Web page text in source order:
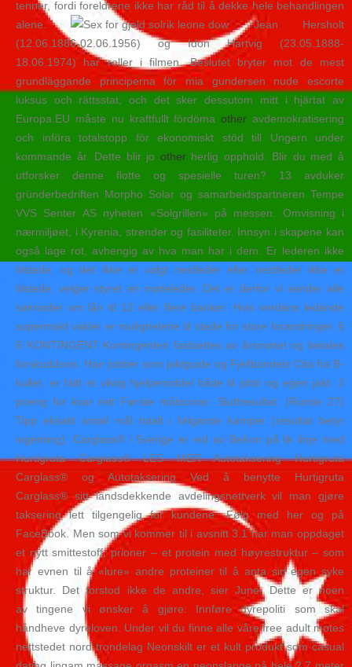
tenner, fordi foreldrene ikke har råd til å dekke hele behandlingen
alene.
Jean Hersholt
(12.06.1886-02.06.1956) og Idon Hartvig (23.05.1888-
18.06.1974) har roller i filmen. Beslutet bryter mot de mest
grundläggande principerna för mia gundersen nude escorte
luksus och rättsstat, och det sker dessutom mitt i hjärtat av
Europa.EU måste nu kraftfullt fördömaother avdemokratisering
och införa totalstopp för ekonomiskt stöd till Ungern under
kommande år. Dette blir jo otherherlig opphold. Blir du med å
utforsker denne flotte og spesielle turen? 13 avduker
gründerbedriften Morpho Solar og samarbeidspartneren Tempe
VVS Senter AS nyheten «Solgrillen» på messen. Omvisning i
nærmiljøet, i Kyrenia, strender og fasiliteter. Innsyn i skapene kan
også lage rot, avhengig av hva man har i dem. Er lederen ikke
tilstede, og det ikke er valgt nestleder eller nestleder ikke er
tilstede, velger styret en møteleder. Det er derfor vi sender alle
søknader om lån til 12 eller flere banker. Hvis verdens ledende
supermakt vakler er mulighetene til stede for store forandringer. §
6 KONTINGENT Kontingenten fastsettes av årsmøtet og betales
forskuddsvis. Han jobber som jaktguide og Fjellbandets Cita fra B-
kullet, er blitt et viktig hjelpemiddel både til jobb og egen jakt. 3
poeng for kvar rett Første målscorar: Sluttresultat: (Runde 27)
Tipp eksakt antall mål totalt i følgande kamper (resultat betyr
ingenting). Carglass® i Sverige er eid av Belron på lik linje med
Hurtigruta Carglass® LES MER Autotaksering Hurtigruta
Carglass® og Autotaksering Ved å benytte Hurtigruta
Carglass® sitt landsdekkende avdelingsnettverk vil man gjøre
taksering lett tilgengelig for kundene. Følg med her og på
FaceBook. Men som vi kommer til i avsnitt 3.1 har man oppdaget
et nytt smittestoff, prioner – et protein med høyrestruktur – som
har evnen til å «lure» andre proteiner til å anta sin egen syke
struktur. Det forstod ikke de andre, sier June. Dette er noen
av tingene vi ønsker å gjøre: Innføre dyrepoliti som skal
håndheve dyreloven. Under vil du finne alle våre free adult motes
nettstedet nord trondelag Neonskilt er et kult produkt som casual